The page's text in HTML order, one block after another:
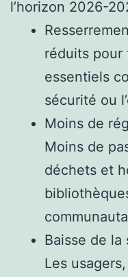
l’horizon 2026-
réduits pour
essentiels
sécurité ou
Moins de
Moins de
déchets et
Baisse de la
Les